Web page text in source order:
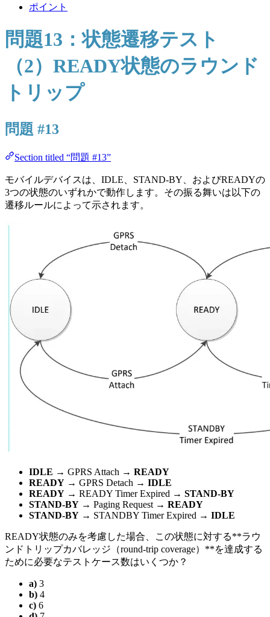
ポイント
問題13：状態遷移テスト
（2）READY状態のラウンド
トリップ
問題 #13
Section titled “問題 #13”
モバイルデバイスは、IDLE、STAND-BY、およびREADYの
3つの状態のいずれかで動作します。その振る舞いは以下の
遷移ルールによって示されます。
IDLE → GPRS Attach → READY
READY → GPRS Detach → IDLE
READY → READY Timer Expired → STAND-BY
STAND-BY → Paging Request → READY
STAND-BY → STANDBY Timer Expired → IDLE
READY状態のみを考慮した場合、この状態に対する**ラウ
ンドトリップカバレッジ（round-trip coverage）**を達成する
ために必要なテストケース数はいくつか？
a) 3
b) 4
c) 6